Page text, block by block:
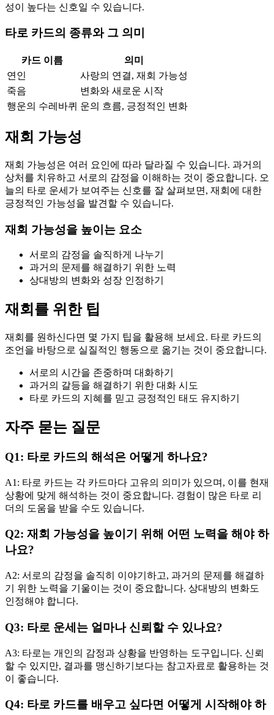
성이 높다는 신호일 수 있습니다.
타로 카드의 종류와 그 의미
카드 이름
의미
연인
사랑의 연결, 재회 가능성
죽음
변화와 새로운 시작
행운의 수레바퀴 운의 흐름, 긍정적인 변화
재회 가능성
재회 가능성은 여러 요인에 따라 달라질 수 있습니다. 과거의
상처를 치유하고 서로의 감정을 이해하는 것이 중요합니다. 오
늘의 타로 운세가 보여주는 신호를 잘 살펴보면, 재회에 대한
긍정적인 가능성을 발견할 수 있습니다.
재회 가능성을 높이는 요소
서로의 감정을 솔직하게 나누기
과거의 문제를 해결하기 위한 노력
상대방의 변화와 성장 인정하기
재회를 위한 팁
재회를 원하신다면 몇 가지 팁을 활용해 보세요. 타로 카드의
조언을 바탕으로 실질적인 행동으로 옮기는 것이 중요합니다.
서로의 시간을 존중하며 대화하기
과거의 갈등을 해결하기 위한 대화 시도
타로 카드의 지혜를 믿고 긍정적인 태도 유지하기
자주 묻는 질문
Q1: 타로 카드의 해석은 어떻게 하나요?
A1: 타로 카드는 각 카드마다 고유의 의미가 있으며, 이를 현재
상황에 맞게 해석하는 것이 중요합니다. 경험이 많은 타로 리
더의 도움을 받을 수도 있습니다.
Q2: 재회 가능성을 높이기 위해 어떤 노력을 해야 하
나요?
A2: 서로의 감정을 솔직히 이야기하고, 과거의 문제를 해결하
기 위한 노력을 기울이는 것이 중요합니다. 상대방의 변화도
인정해야 합니다.
Q3: 타로 운세는 얼마나 신뢰할 수 있나요?
A3: 타로는 개인의 감정과 상황을 반영하는 도구입니다. 신뢰
할 수 있지만, 결과를 맹신하기보다는 참고자료로 활용하는 것
이 좋습니다.
Q4: 타로 카드를 배우고 싶다면 어떻게 시작해야 하